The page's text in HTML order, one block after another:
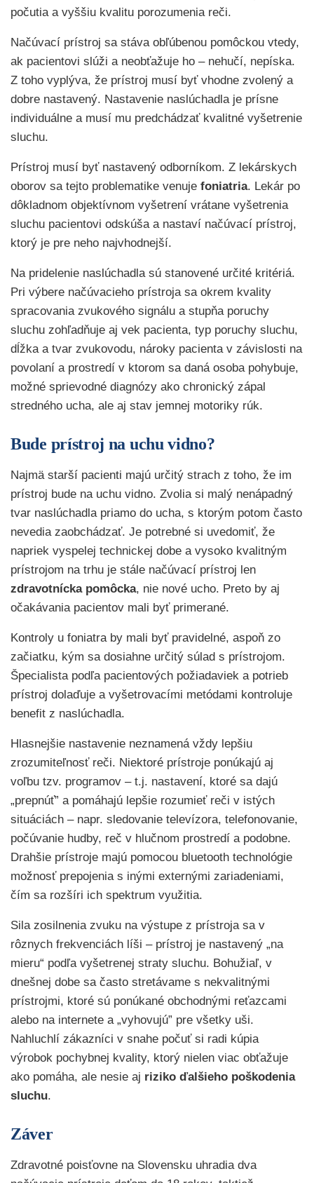
počutia a vyššiu kvalitu porozumenia reči.
Načúvací prístroj sa stáva obľúbenou pomôckou vtedy,
ak pacientovi slúži a neobťažuje ho – nehučí, nepíska.
Z toho vyplýva, že prístroj musí byť vhodne zvolený a
dobre nastavený. Nastavenie naslúchadla je prísne
individuálne a musí mu predchádzať kvalitné vyšetrenie
sluchu.
Prístroj musí byť nastavený odborníkom. Z lekárskych
oborov sa tejto problematike venuje foniatria. Lekár po
dôkladnom objektívnom vyšetrení vrátane vyšetrenia
sluchu pacientovi odskúša a nastaví načúvací prístroj,
ktorý je pre neho najvhodnejší.
Na pridelenie naslúchadla sú stanovené určité kritériá.
Pri výbere načúvacieho prístroja sa okrem kvality
spracovania zvukového signálu a stupňa poruchy
sluchu zohľadňuje aj vek pacienta, typ poruchy sluchu,
dĺžka a tvar zvukovodu, nároky pacienta v závislosti na
povolaní a prostredí v ktorom sa daná osoba pohybuje,
možné sprievodné diagnózy ako chronický zápal
stredného ucha, ale aj stav jemnej motoriky rúk.
Bude prístroj na uchu vidno?
Najmä starší pacienti majú určitý strach z toho, že im
prístroj bude na uchu vidno. Zvolia si malý nenápadný
tvar naslúchadla priamo do ucha, s ktorým potom často
nevedia zaobchádzať. Je potrebné si uvedomiť, že
napriek vyspelej technickej dobe a vysoko kvalitným
prístrojom na trhu je stále načúvací prístroj len
zdravotnícka pomôcka, nie nové ucho. Preto by aj
očakávania pacientov mali byť primerané.
Kontroly u foniatra by mali byť pravidelné, aspoň zo
začiatku, kým sa dosiahne určitý súlad s prístrojom.
Špecialista podľa pacientových požiadaviek a potrieb
prístroj dolaďuje a vyšetrovacími metódami kontroluje
benefit z naslúchadla.
Hlasnejšie nastavenie neznamená vždy lepšiu
zrozumiteľnosť reči. Niektoré prístroje ponúkajú aj
voľbu tzv. programov – t.j. nastavení, ktoré sa dajú
„prepnúť” a pomáhajú lepšie rozumieť reči v istých
situáciách – napr. sledovanie televízora, telefonovanie,
počúvanie hudby, reč v hlučnom prostredí a podobne.
Drahšie prístroje majú pomocou bluetooth technológie
možnosť prepojenia s inými externými zariadeniami,
čím sa rozšíri ich spektrum využitia.
Sila zosilnenia zvuku na výstupe z prístroja sa v
rôznych frekvenciách líši – prístroj je nastavený „na
mieru“ podľa vyšetrenej straty sluchu. Bohužiaľ, v
dnešnej dobe sa často stretávame s nekvalitnými
prístrojmi, ktoré sú ponúkané obchodnými reťazcami
alebo na internete a „vyhovujú” pre všetky uši.
Nahluchlí zákazníci v snahe počuť si radi kúpia
výrobok pochybnej kvality, ktorý nielen viac obťažuje
ako pomáha, ale nesie aj riziko ďalšieho poškodenia
sluchu.
Záver
Zdravotné poisťovne na Slovensku uhradia dva